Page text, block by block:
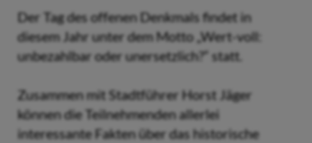
Der Tag des offenen Denkmals findet in
diesem Jahr unter dem Motto „Wert-voll:
unbezahlbar oder unersetzlich?“ statt.
Zusammen mit Stadtführer Horst Jäger
können die Teilnehmenden allerlei
interessante Fakten über das historische